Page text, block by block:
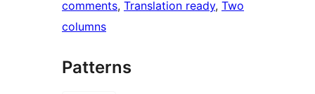
comments, Translation ready, Two
columns
Patterns